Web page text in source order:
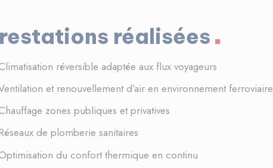
réalisées
réversible adaptée aux flux voyageurs
et renouvellement d’air en environnement ferroviaire
zones publiques et privatives
de plomberie sanitaires
du confort thermique en continu